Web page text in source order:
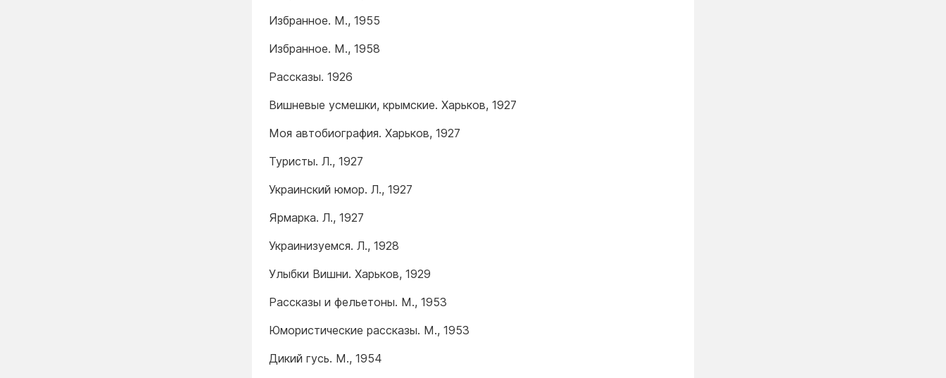
Избранное. М., 1955
Избранное. М., 1958
Рассказы. 1926
Вишневые усмешки, крымские. Харьков, 1927
Моя автобиография. Харьков, 1927
Туристы. Л., 1927
Украинский юмор. Л., 1927
Ярмарка. Л., 1927
Украинизуемся. Л., 1928
Улыбки Вишни. Харьков, 1929
Рассказы и фельетоны. М., 1953
Юмористические рассказы. М., 1953
Дикий гусь. М., 1954